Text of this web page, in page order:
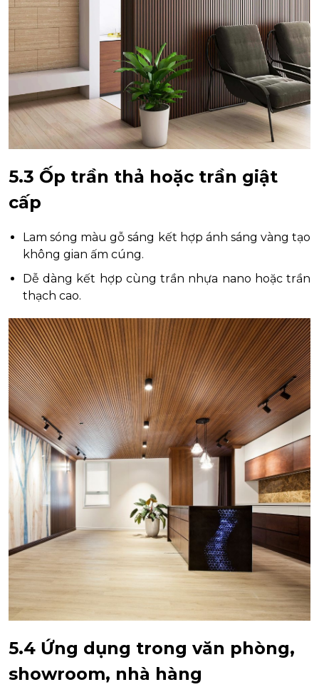
5.3 Ốp trần thả hoặc trần giật
cấp
Lam sóng màu gỗ sáng kết hợp ánh sáng vàng tạo
không gian ấm cúng.
Dễ dàng kết hợp cùng trần nhựa nano hoặc trần
thạch cao.
5.4 Ứng dụng trong văn phòng,
showroom, nhà hàng